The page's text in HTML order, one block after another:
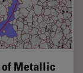
of Metallic